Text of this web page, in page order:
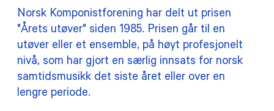
Norsk Komponistforening har delt ut prisen
"Årets utøver" siden 1985. Prisen går til en
utøver eller et ensemble, på høyt profesjonelt
nivå, som har gjort en særlig innsats for norsk
samtidsmusikk det siste året eller over en
lengre periode.